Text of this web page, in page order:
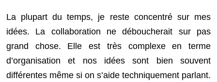
La plupart du temps, je reste concentré sur mes
idées. La collaboration ne déboucherait sur pas
grand chose. Elle est très complexe en terme
d’organisation et nos idées sont bien souvent
différentes même si on s’aide techniquement parlant.